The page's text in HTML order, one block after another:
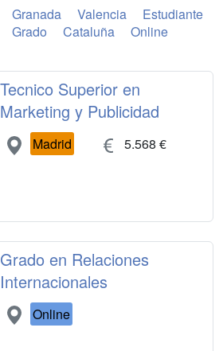
Granada Valencia
Estudiante
Grado Cataluña
Online
Tecnico Superior en
Marketing y Publicidad
Madrid 5.568 €
Grado en Relaciones
Internacionales
Online